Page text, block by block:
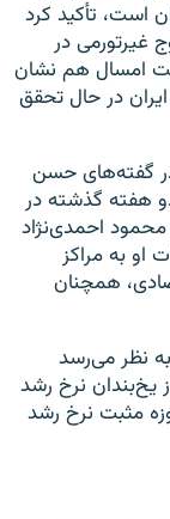
است، تأکید کرد
غیرتورمی در
امسال هم نشان
در اقتصاد ایران در حال تحقق
در گفته‌های حسن
هفته گذشته در
احمدی‌نژاد
او به مراکز
همچنان
نظر می‌رسد
یخ‌بندان نرخ رشد
مثبت نرخ رشد